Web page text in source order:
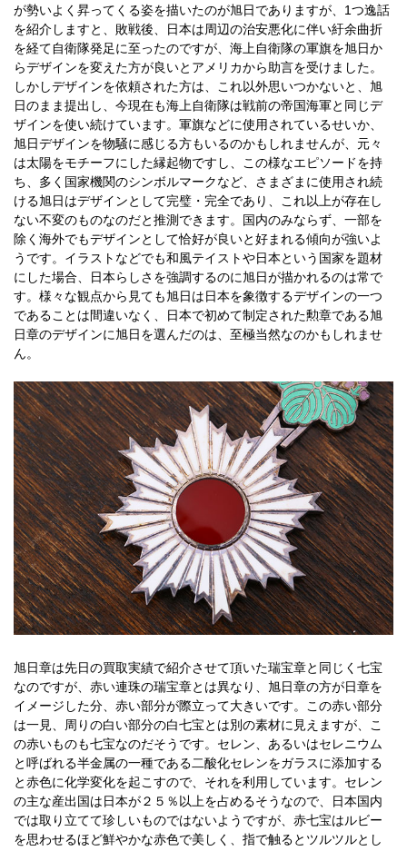
が勢いよく昇ってくる姿を描いたのが旭日でありますが、1つ逸話
を紹介しますと、敗戦後、日本は周辺の治安悪化に伴い紆余曲折
を経て自衛隊発足に至ったのですが、海上自衛隊の軍旗を旭日か
らデザインを変えた方が良いとアメリカから助言を受けました。
しかしデザインを依頼された方は、これ以外思いつかないと、旭
日のまま提出し、今現在も海上自衛隊は戦前の帝国海軍と同じデ
ザインを使い続けています。軍旗などに使用されているせいか、
旭日デザインを物騒に感じる方もいるのかもしれませんが、元々
は太陽をモチーフにした縁起物ですし、この様なエピソードを持
ち、多く国家機関のシンボルマークなど、さまざまに使用され続
ける旭日はデザインとして完璧・完全であり、これ以上が存在し
ない不変のものなのだと推測できます。国内のみならず、一部を
除く海外でもデザインとして恰好が良いと好まれる傾向が強いよ
うです。イラストなどでも和風テイストや日本という国家を題材
にした場合、日本らしさを強調するのに旭日が描かれるのは常で
す。様々な観点から見ても旭日は日本を象徴するデザインの一つ
であることは間違いなく、日本で初めて制定された勲章である旭
日章のデザインに旭日を選んだのは、至極当然なのかもしれませ
ん。
旭日章は先日の買取実績で紹介させて頂いた瑞宝章と同じく七宝
なのですが、赤い連珠の瑞宝章とは異なり、旭日章の方が日章を
イメージした分、赤い部分が際立って大きいです。この赤い部分
は一見、周りの白い部分の白七宝とは別の素材に見えますが、こ
の赤いものも七宝なのだそうです。セレン、あるいはセレニウム
と呼ばれる半金属の一種である二酸化セレンをガラスに添加する
と赤色に化学変化を起こすので、それを利用しています。セレン
の主な産出国は日本が２５％以上を占めるそうなので、日本国内
では取り立てて珍しいものではないようですが、赤七宝はルビー
を思わせるほど鮮やかな赤色で美しく、指で触るとツルツルとし